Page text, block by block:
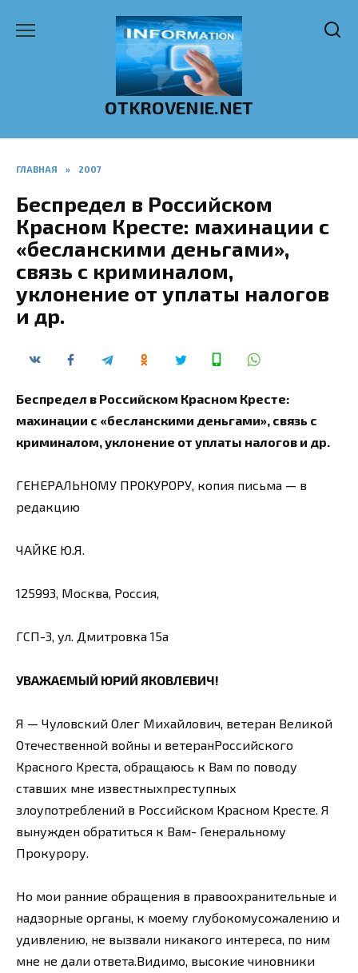
OTKROVENIE.NET
ГЛАВНАЯ » 2007
Беспредел в Российском
Красном Кресте: махинации с
«бесланскими деньгами»,
связь с криминалом,
уклонение от уплаты налогов
и др.
Беспредел в Российском Красном Кресте:
махинации с «бесланскими деньгами», связь с
криминалом, уклонение от уплаты налогов и др.
ГЕНЕРАЛЬНОМУ ПРОКУРОРУ, копия письма — в
редакцию
ЧАЙКЕ Ю.Я.
125993, Москва, Россия,
ГСП-3, ул. Дмитровка 15а
УВАЖАЕМЫЙ ЮРИЙ ЯКОВЛЕВИЧ!
Я — Чуловский Олег Михайлович, ветеран Великой
Отечественной войны и ветеранРоссийского
Красного Креста, обращаюсь к Вам по поводу
ставших мне известныхпреступных
злоупотреблений в Российском Красном Кресте. Я
вынужден обратиться к Вам- Генеральному
Прокурору.
Но мои ранние обращения в правоохранительные и
надзорные органы, к моему глубокомусожалению и
удивлению, не вызвали никакого интереса, по ним
мне не дали ответа.Видимо, высокие чиновники